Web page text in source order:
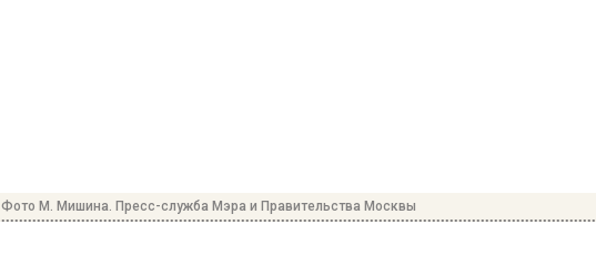
Фото М. Мишина. Пресс-служба Мэра и Правительства Москвы